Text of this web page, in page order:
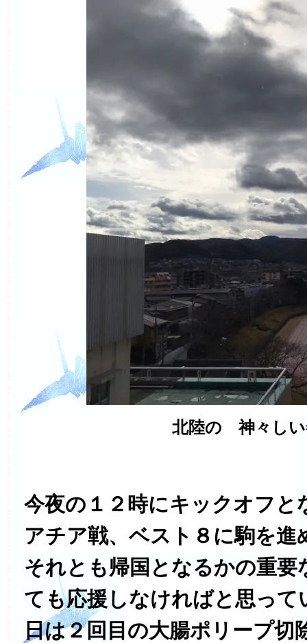
北陸の 神々しい
今夜の１２時にキックオフと
アチア戦、ベスト８に駒を進
それとも帰国となるかの重要
ても応援しなければと思って
日は２回目の大腸ポリープ切